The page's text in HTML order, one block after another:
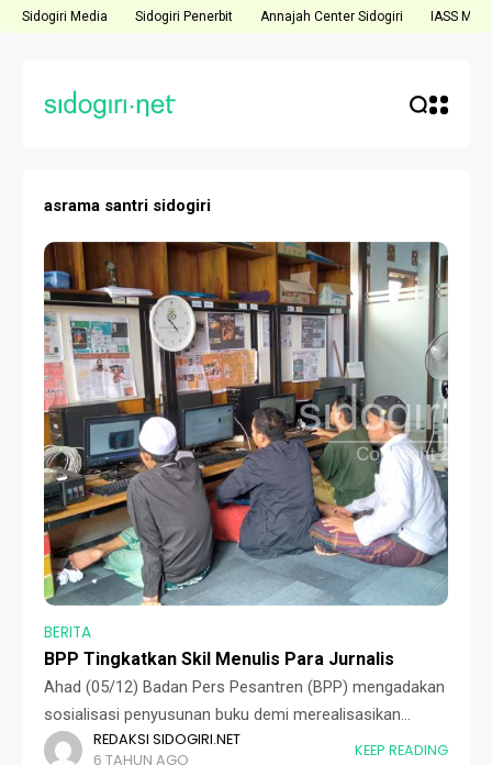
Sidogiri Media Sidogiri Penerbit Annajah Center Sidogiri IASS
asrama santri sidogiri
BERITA
BPP Tingkatkan Skil Menulis Para Jurnalis
Ahad (05/12) Badan Pers Pesantren (BPP) mengadakan
sosialisasi penyusunan buku demi merealisasikan
program yang baru terbentuk tahun kemarin. Acara yang
REDAKSI SIDOGIRI.NET
6 TAHUN AGO
KEEP READING